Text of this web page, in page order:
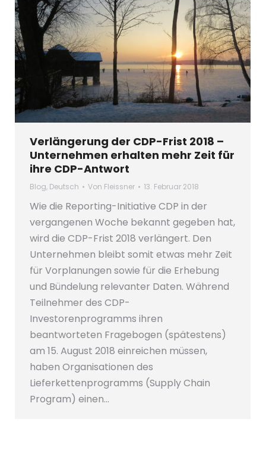
Verlängerung der CDP-Frist 2018 –
Unternehmen erhalten mehr Zeit für
ihre CDP-Antwort
Blog, Deutsch Von Fleissner 13. Februar 2018
Wie die Reporting-Initiative CDP in der
vergangenen Woche bekannt gegeben hat,
wird die CDP-Frist 2018 verlängert. Den
Unternehmen bleibt somit etwas mehr Zeit
für Vorplanungen sowie für die Erhebung
und Bündelung relevanter Daten. Während
Teilnehmer des CDP-
Investorenprogramms ihren
beantworteten Fragebogen (spätestens)
am 15. August 2018 einreichen müssen,
haben Organisationen des
Lieferkettenprogramms (Supply Chain
Program) einen…